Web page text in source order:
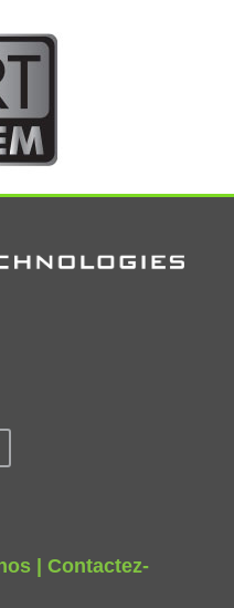
| Contactez-